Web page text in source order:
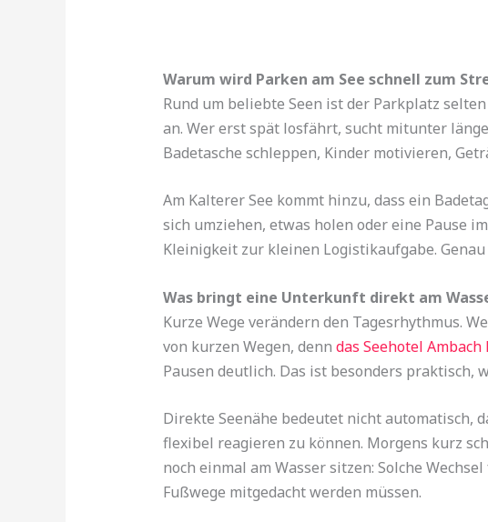
Warum wird Parken am See schnell zum
Rund um beliebte Seen ist der Parkplatz
an. Wer erst spät losfährt, sucht mitunter
Badetasche schleppen, Kinder motivieren,
Am Kalterer See kommt hinzu, dass ein
sich umziehen, etwas holen oder eine Pause
Kleinigkeit zur kleinen Logistikaufgabe.
Was bringt eine Unterkunft direkt am
Kurze Wege verändern den Tagesrhythmus.
von kurzen Wegen, denn das Seehotel
Pausen deutlich. Das ist besonders
Direkte Seenähe bedeutet nicht automatisch,
flexibel reagieren zu können. Morgens kurz
noch einmal am Wasser sitzen: Solche
Fußwege mitgedacht werden müssen.